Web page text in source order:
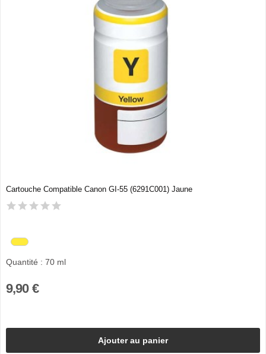
Cartouche Compatible Canon GI-55 (6291C001) Jaune
Quantité : 70 ml
9,90 €
Ajouter au panier